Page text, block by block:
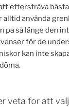
eftersträva
alltid använda
pa så länge den
för de
kan inte
veta for att